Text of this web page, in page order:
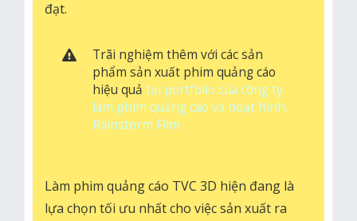
đạt.
Trãi nghiệm thêm với các sản
phẩm sản xuất phim quảng cáo
hiệu quả tại portfolio của công ty
làm phim quảng cáo và hoạt hình
Rainstorm Film
Làm phim quảng cáo TVC 3D hiện đang là
lựa chọn tối ưu nhất cho việc sản xuất ra